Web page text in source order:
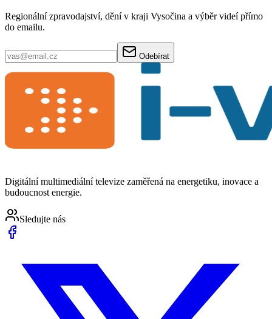
Regionální zpravodajství, dění v kraji Vysočina a výběr videí přímo
do emailu.
Odebírat
Digitální multimediální televize zaměřená na energetiku, inovace a
budoucnost energie.
Sledujte nás